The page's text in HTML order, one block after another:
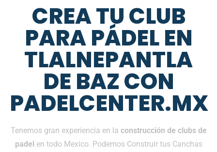
CREA TU CLUB
PARA PÁDEL EN
TLALNEPANTLA
DE BAZ CON
PADELCENTER.MX
Tenemos gran experiencia en la construcción de clubs de
padel en todo Mexico. Podemos Construir tus Canchas